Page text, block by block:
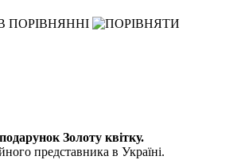
ПОРІВНЯННІ
Золоту квітку.
представника в Україні.